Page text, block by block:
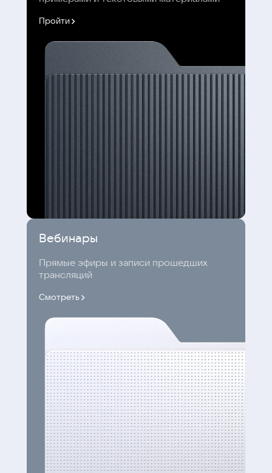
Пройти
Вебинары
Прямые эфиры и записи прошедших
трансляций
Смотреть